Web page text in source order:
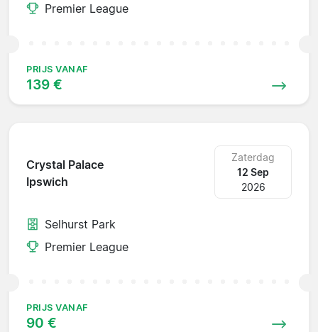
Premier League
PRIJS VANAF
139 €
Crystal Palace
Ipswich
Zaterdag
12 Sep
2026
Selhurst Park
Premier League
PRIJS VANAF
90 €